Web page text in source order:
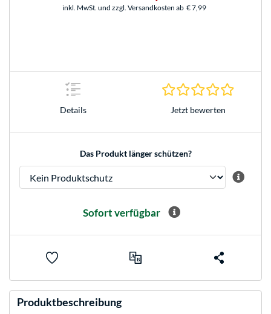
inkl. MwSt. und zzgl. Versandkosten ab € 7,99
Details Jetzt bewerten
Das Produkt länger schützen?
Sofort verfügbar
Produktbeschreibung